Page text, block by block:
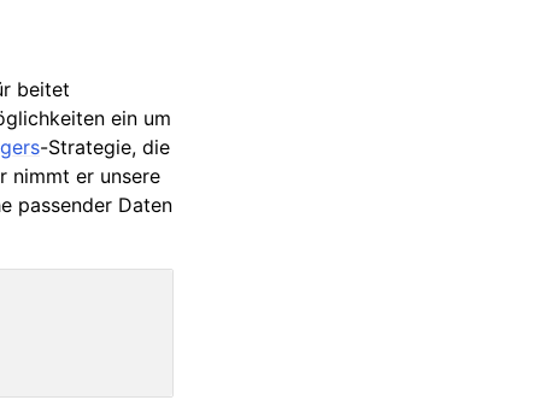
beitet
ein um
-Strategie, die
nimmt er unsere
passender Daten